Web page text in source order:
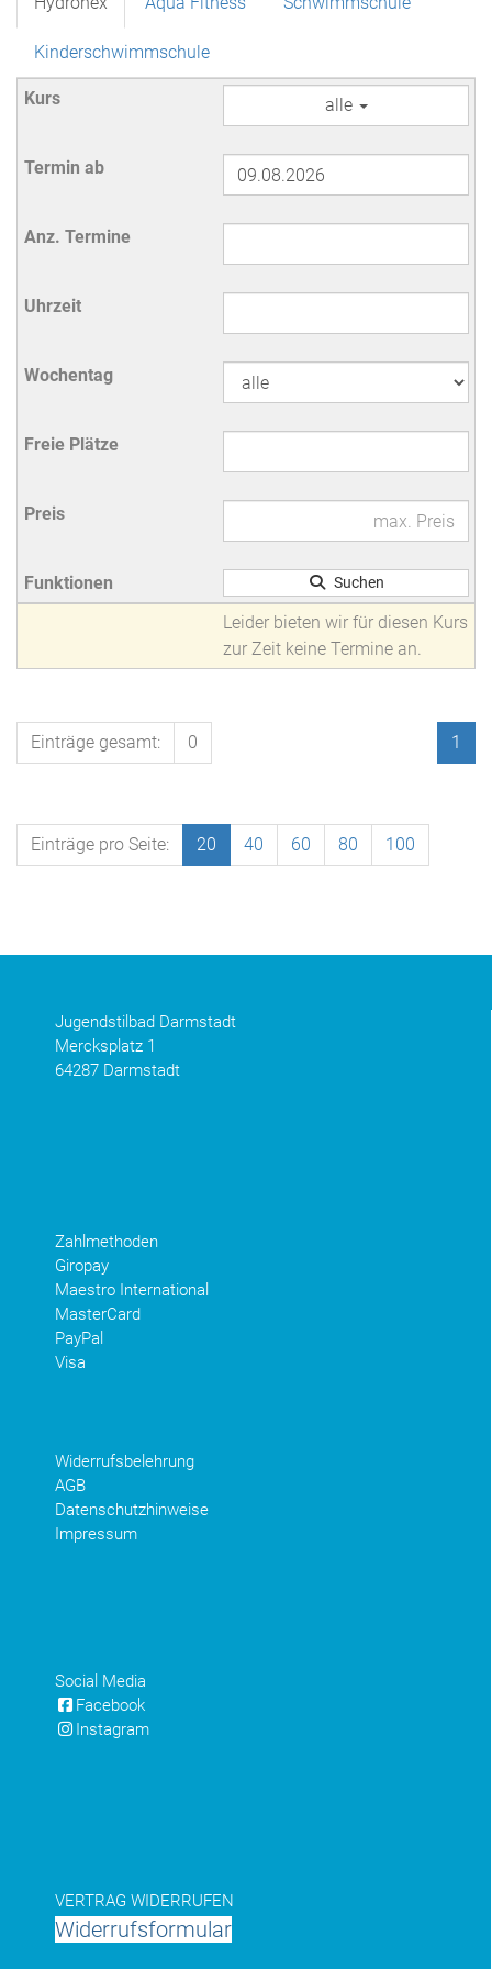
Kinderschwimmschule
alle
Suchen
Leider bieten wir für diesen Kurs
zur Zeit keine Termine an.
1
Einträge gesamt: 0
Einträge pro Seite: 20 40 60 80 100
Jugendstilbad Darmstadt
Mercksplatz 1
64287 Darmstadt
Zahlmethoden
Giropay
Maestro International
MasterCard
PayPal
Visa
Widerrufsbelehrung
AGB
Datenschutzhinweise
Impressum
Social Media
Facebook
Instagram
VERTRAG WIDERRUFEN
Widerrufsformular